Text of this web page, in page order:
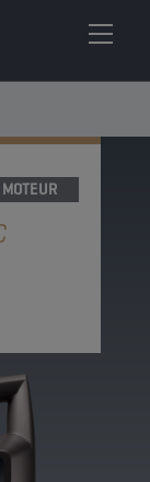
MOTEUR